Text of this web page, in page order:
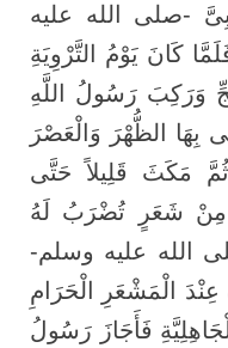
-صلى الله عليه
كَانَ يَوْمُ التَّرْوِيَةِ
وَرَكِبَ رَسُولُ اللَّهِ
الظُّهْرَ وَالْعَصْرَ
مَكَثَ قَلِيلاً حَتَّى
مِنْ شَعَرٍ تُضْرَبُ لَهُ
الله عليه وسلم-
الْمَشْعَرِ الْحَرَامِ
فَأَجَازَ رَسُولُ